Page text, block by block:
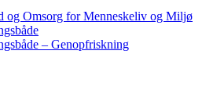
og Omsorg for Menneskeliv og Miljø
– Genopfriskning